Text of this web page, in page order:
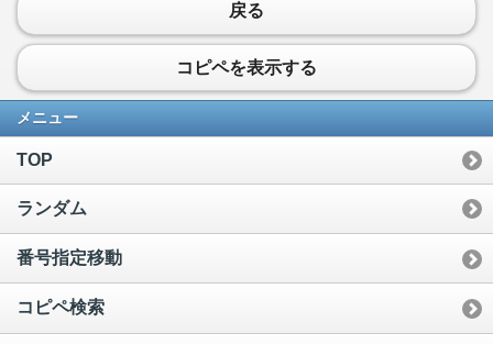
戻る
コピペを表示する
メニュー
TOP
ランダム
番号指定移動
コピペ検索